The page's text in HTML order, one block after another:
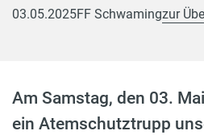
03.05.2025FF Schwamingzur
Am Samstag, den 03.
ein Atemschutztrupp